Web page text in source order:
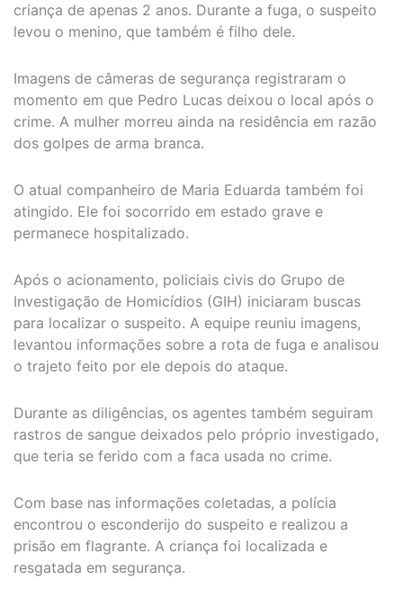
criança de apenas 2 anos. Durante a fuga, o suspeito
levou o menino, que também é filho dele.
Imagens de câmeras de segurança registraram o
momento em que Pedro Lucas deixou o local após o
crime. A mulher morreu ainda na residência em razão
dos golpes de arma branca.
O atual companheiro de Maria Eduarda também foi
atingido. Ele foi socorrido em estado grave e
permanece hospitalizado.
Após o acionamento, policiais civis do Grupo de
Investigação de Homicídios (GIH) iniciaram buscas
para localizar o suspeito. A equipe reuniu imagens,
levantou informações sobre a rota de fuga e analisou
o trajeto feito por ele depois do ataque.
Durante as diligências, os agentes também seguiram
rastros de sangue deixados pelo próprio investigado,
que teria se ferido com a faca usada no crime.
Com base nas informações coletadas, a polícia
encontrou o esconderijo do suspeito e realizou a
prisão em flagrante. A criança foi localizada e
resgatada em segurança.